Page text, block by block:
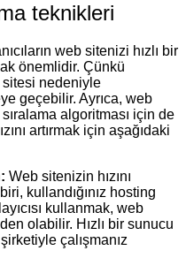
teknikleri
web sitenizi hızlı bir
önemlidir. Çünkü
sitesi nedeniyle
geçebilir. Ayrıca, web
algoritması için de
artırmak için aşağıdaki
Web sitenizin hızını
kullandığınız hosting
kullanmak, web
olabilir. Hızlı bir sunucu
çalışmanız